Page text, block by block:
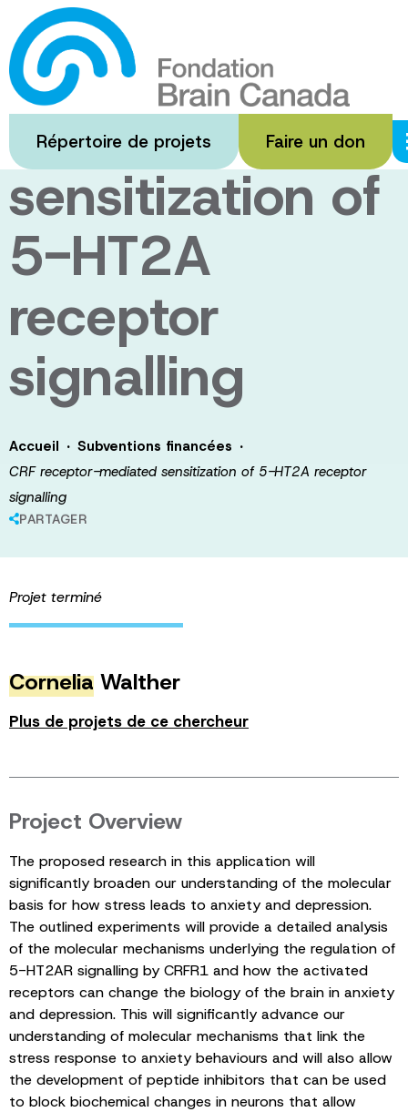
Passer
au
contenu
principal
Répertoire de projets Faire un don
CRF receptor-
mediated
sensitization of
5-HT2A
receptor
signalling
Accueil · Subventions financées ·
CRF receptor-mediated sensitization of 5-HT2A receptor
signalling
PARTAGER
Projet terminé
Cornelia Walther
Plus de projets de ce chercheur
Project Overview
The proposed research in this application will
significantly broaden our understanding of the molecular
basis for how stress leads to anxiety and depression.
The outlined experiments will provide a detailed analysis
of the molecular mechanisms underlying the regulation of
5-HT2AR signalling by CRFR1 and how the activated
receptors can change the biology of the brain in anxiety
and depression. This will significantly advance our
understanding of molecular mechanisms that link the
stress response to anxiety behaviours and will also allow
the development of peptide inhibitors that can be used
to block biochemical changes in neurons that allow